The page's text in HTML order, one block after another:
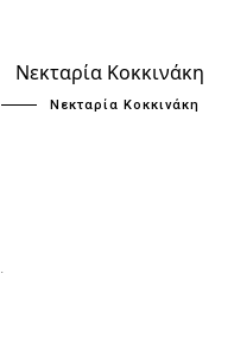
Νεκταρία Κοκκινάκη